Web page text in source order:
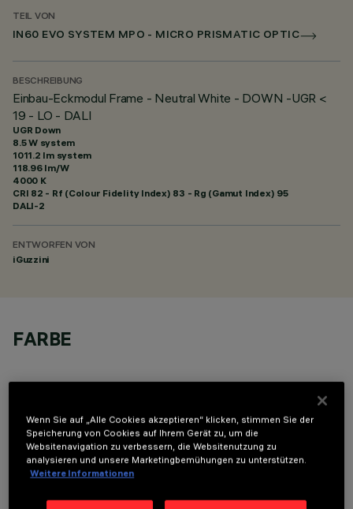
TEIL VON
IN60 EVO SYSTEM MPO - MICRO PRISMATIC OPTIC
BESCHREIBUNG
Einbau-Eckmodul Frame - Neutral White - DOWN -UGR <
19 - LO - DALI
UGR Down
8.5 W system
1011.2 lm system
118.96 lm/W
4000 K
CRI 82 - Rf (Colour Fidelity Index) 83 - Rg (Gamut Index) 95
DALI-2
ENTWORFEN VON
iGuzzini
FARBE
OPTIONALE KOMPONENTEN
Wenn Sie auf „Alle Cookies akzeptieren“ klicken, stimmen Sie der
Speicherung von Cookies auf Ihrem Gerät zu, um die
Websitenavigation zu verbessern, die Websitenutzung zu
analysieren und unsere Marketingbemühungen zu unterstützen.
Weitere Informationen